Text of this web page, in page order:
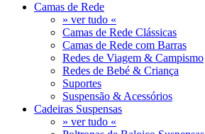
Camas de Rede
» ver tudo «
Camas de Rede Clássicas
Camas de Rede com Barras
Redes de Viagem & Campismo
Redes de Bebé & Criança
Suportes
Suspensão & Acessórios
Cadeiras Suspensas
» ver tudo «